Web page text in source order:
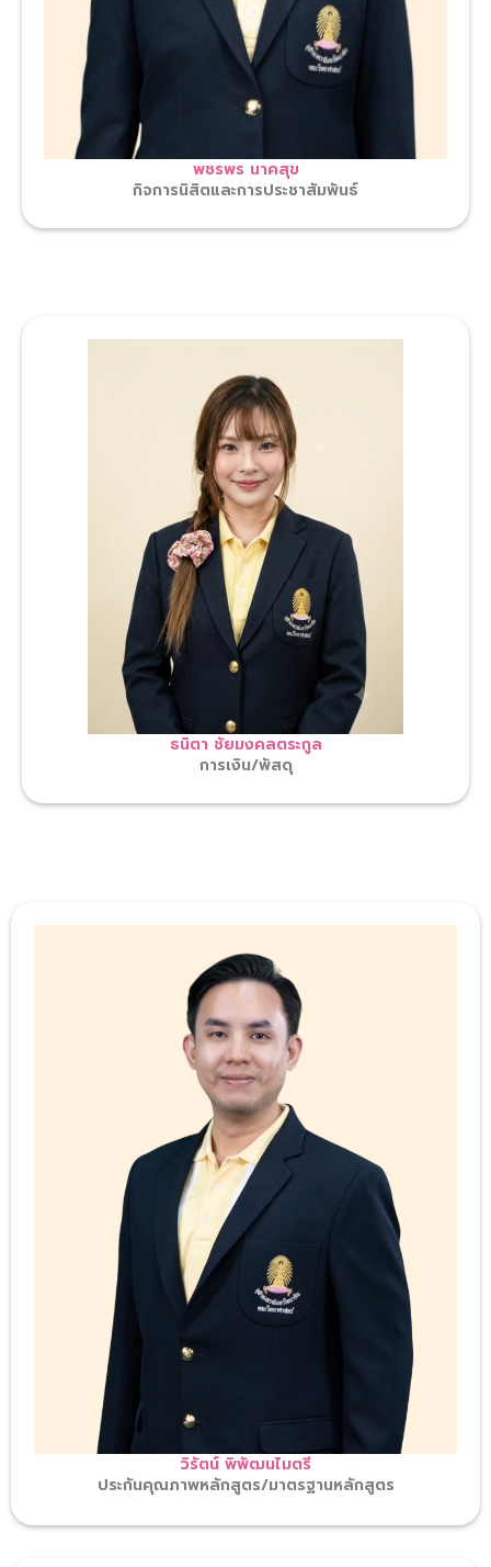
พชรพร นาคสุข
กิจการนิสิตและการประชาสัมพันธ์
ธนิตา ชัยมงคลตระกูล
การเงิน/พัสดุ
วิรัตน์ พิพัฒนไมตรี
ประกันคุณภาพหลักสูตร/มาตรฐานหลักสูตร